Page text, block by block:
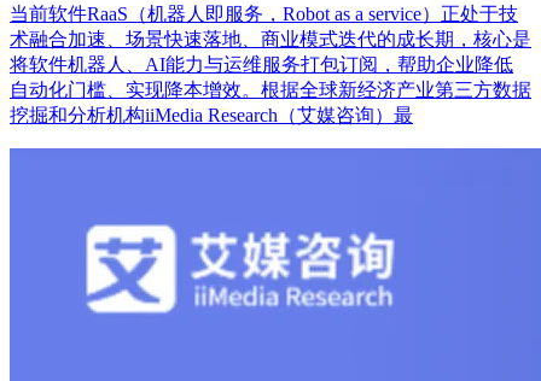
当前软件RaaS（机器人即服务，Robot as a service）正处于技
术融合加速、场景快速落地、商业模式迭代的成长期，核心是
将软件机器人、AI能力与运维服务打包订阅，帮助企业降低
自动化门槛、实现降本增效。根据全球新经济产业第三方数据
挖掘和分析机构iiMedia Research（艾媒咨询）最